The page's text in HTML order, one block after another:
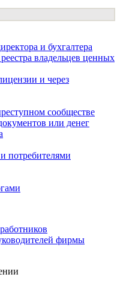
и бухгалтера
владельцев ценных
и через
сообществе
или денег
потребителями
фирмы